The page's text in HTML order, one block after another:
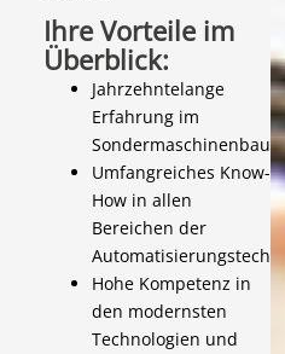
Ihre Vorteile im
Überblick:
Jahrzehntelange
Erfahrung im
Sondermaschinenbau
Umfangreiches Know-
How in allen
Bereichen der
Automatisierungstechnik
Hohe Kompetenz in
den modernsten
Technologien und